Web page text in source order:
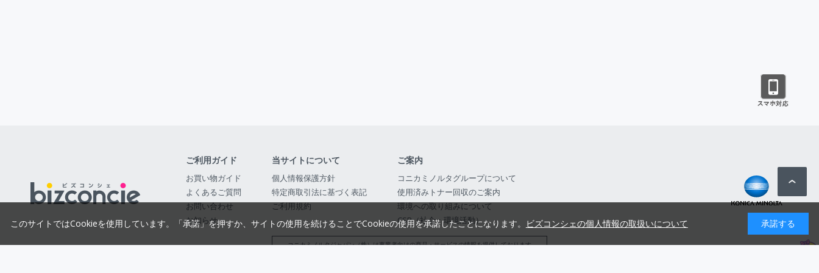
ご利用ガイド
お買い物ガイド
よくあるご質問
お問い合わせ
お知らせ
当サイトについて
個人情報保護方針
特定商取引法に基づく表記
ご利用規約
ご案内
コニカミノルタグループについて
使用済みトナー回収のご案内
環境への取り組みについて
CSR（社会・環境活動）
コニカミノルタジャパン（株）は事業者向けの商品・サービスの情報を提供しております
このサイトではCookieを使用しています。「承諾」を押すか、サイトの使用を続けることでCookieの使用を承諾したことになります。 ビズコンシェの個人情報の取扱いについて 承諾する